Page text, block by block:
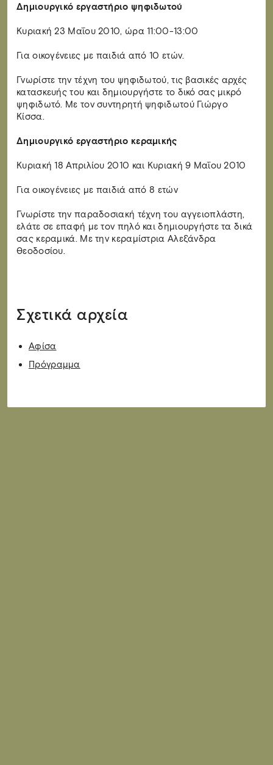
Δημιουργικό εργαστήριο ψηφιδωτού
Κυριακή 23 Μαΐου 2010, ώρα 11:00-13:00
Για οικογένειες με παιδιά από 10 ετών.
Γνωρίστε την τέχνη του ψηφιδωτού, τις βασικές αρχές
κατασκευής του και δημιουργήστε το δικό σας μικρό
ψηφιδωτό. Με τον συντηρητή ψηφιδωτού Γιώργο
Κίσσα.
Δημιουργικό εργαστήριο κεραμικής
Κυριακή 18 Απριλίου 2010 και Κυριακή 9 Μαΐου 2010
Για οικογένειες με παιδιά από 8 ετών
Γνωρίστε την παραδοσιακή τέχνη του αγγειοπλάστη,
ελάτε σε επαφή με τον πηλό και δημιουργήστε τα δικά
σας κεραμικά. Με την κεραμίστρια Αλεξάνδρα
Θεοδοσίου.
Σχετικά αρχεία
Αφίσα
Πρόγραμμα